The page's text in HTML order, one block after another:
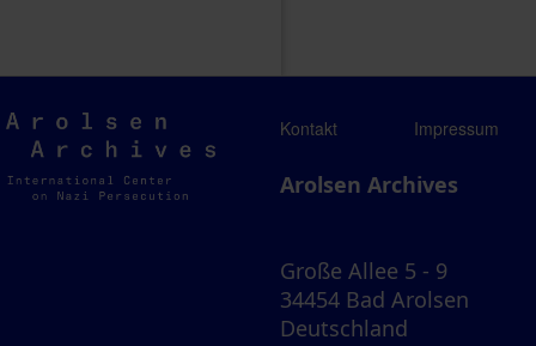
Arolsen
Archives
Kontakt Impressum
Arolsen Archives
Große Allee 5 - 9
34454 Bad Arolsen
Deutschland